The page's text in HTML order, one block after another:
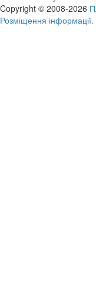
Copyright © 2008-2026
Розміщення інформації.